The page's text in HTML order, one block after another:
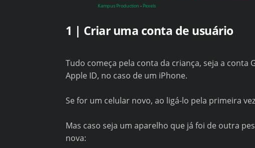
Kampus Production - Pexels
1 | Criar uma conta de usuário
Tudo começa pela conta da criança, seja a
Apple ID, no caso de um iPhone.
Se for um celular novo, ao ligá-lo pela primeira
Mas caso seja um aparelho que já foi de outra
nova: